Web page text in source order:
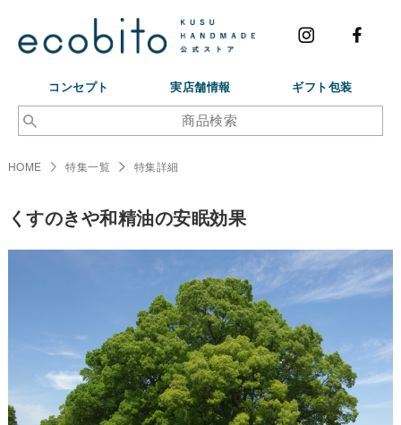
コンセプト 実店舗情報 ギフト包装
HOME 特集一覧 特集詳細
くすのきや和精油の安眠効果